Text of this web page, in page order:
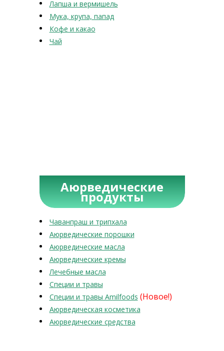
Лапша и вермишель
Мука, крупа, папад
Кофе и какао
Чай
Аюрведические
продукты
Чаванпраш и трипхала
Аюрведические порошки
Аюрведические масла
Аюрведические кремы
Лечебные масла
Специи и травы
Специи и травы Amilfoods (Новое!)
Аюрведическая косметика
Аюрведические средства